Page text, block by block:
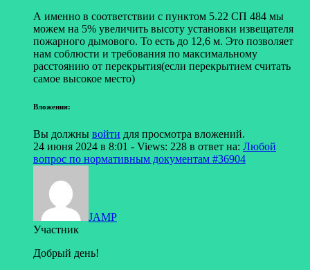
А именно в соответствии с пунктом 5.22 СП 484 мы
можем на 5% увеличить высоту установки извещателя
пожарного дымового. То есть до 12,6 м. Это позволяет
нам соблюсти и требования по максимальному
расстоянию от перекрытия(если перекрытием считать
самое высокое место)
Вложения:
Вы должны войти для просмотра вложений.
24 июня 2024 в 8:01 - Views: 228 в ответ на: Любой
вопрос по нормативным документам #36904
JAMP
Участник
Добрый день!